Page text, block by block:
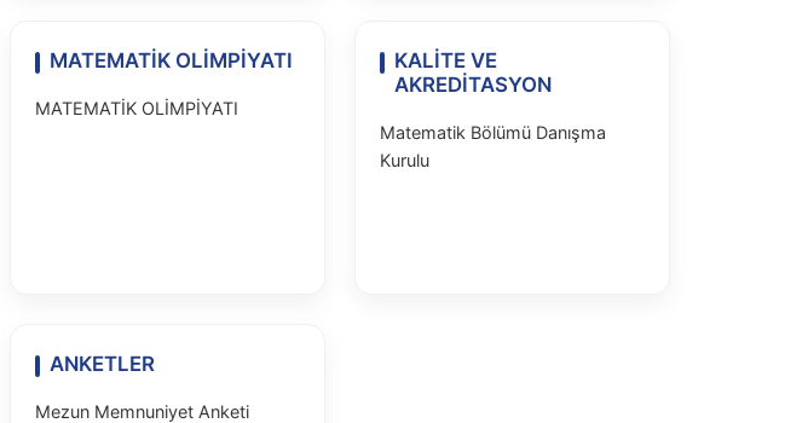
MATEMATİK OLİMPİYATI
MATEMATİK OLİMPİYATI
KALİTE VE
AKREDİTASYON
Matematik Bölümü Danışma
Kurulu
ANKETLER
Mezun Memnuniyet Anketi